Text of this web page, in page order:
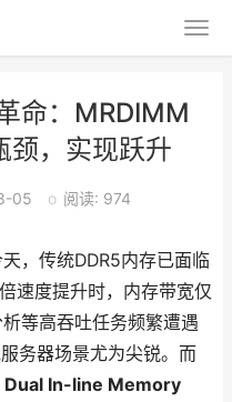
命：MRDIMM
颈，实现跃升
05 o 阅读: 974
，传统DDR5内存已面临
速度提升时，内存带宽仅
等高吞吐任务频繁遭遇
务器场景尤为尖锐。而
Dual In-line Memory